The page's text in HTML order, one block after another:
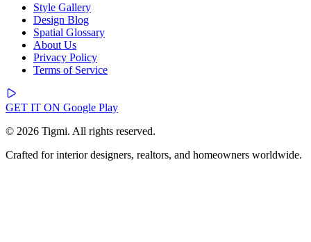
Style Gallery
Design Blog
Spatial Glossary
About Us
Privacy Policy
Terms of Service
GET IT ON Google Play
© 2026 Tigmi. All rights reserved.
Crafted for interior designers, realtors, and homeowners worldwide.